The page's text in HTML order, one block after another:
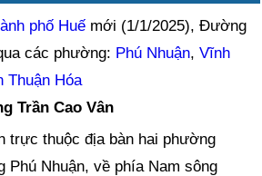
phố Huế mới (1/1/2025), Đường
các phường: Phú Nhuận,Vĩnh
Thuận Hóa
Trần Cao Vân
trực thuộc địa bàn hai phường
Phú Nhuận, về phía Nam sông